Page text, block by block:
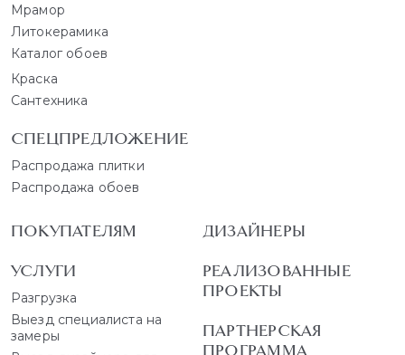
Мрамор
Литокерамика
Каталог обоев
Краска
Сантехника
СПЕЦПРЕДЛОЖЕНИЕ
Распродажа плитки
Распродажа обоев
ПОКУПАТЕЛЯМ
УСЛУГИ
Разгрузка
Выезд специалиста на
замеры
ДИЗАЙНЕРЫ
РЕАЛИЗОВАННЫЕ
ПРОЕКТЫ
ПАРТНЕРСКАЯ
ПРОГРАММА